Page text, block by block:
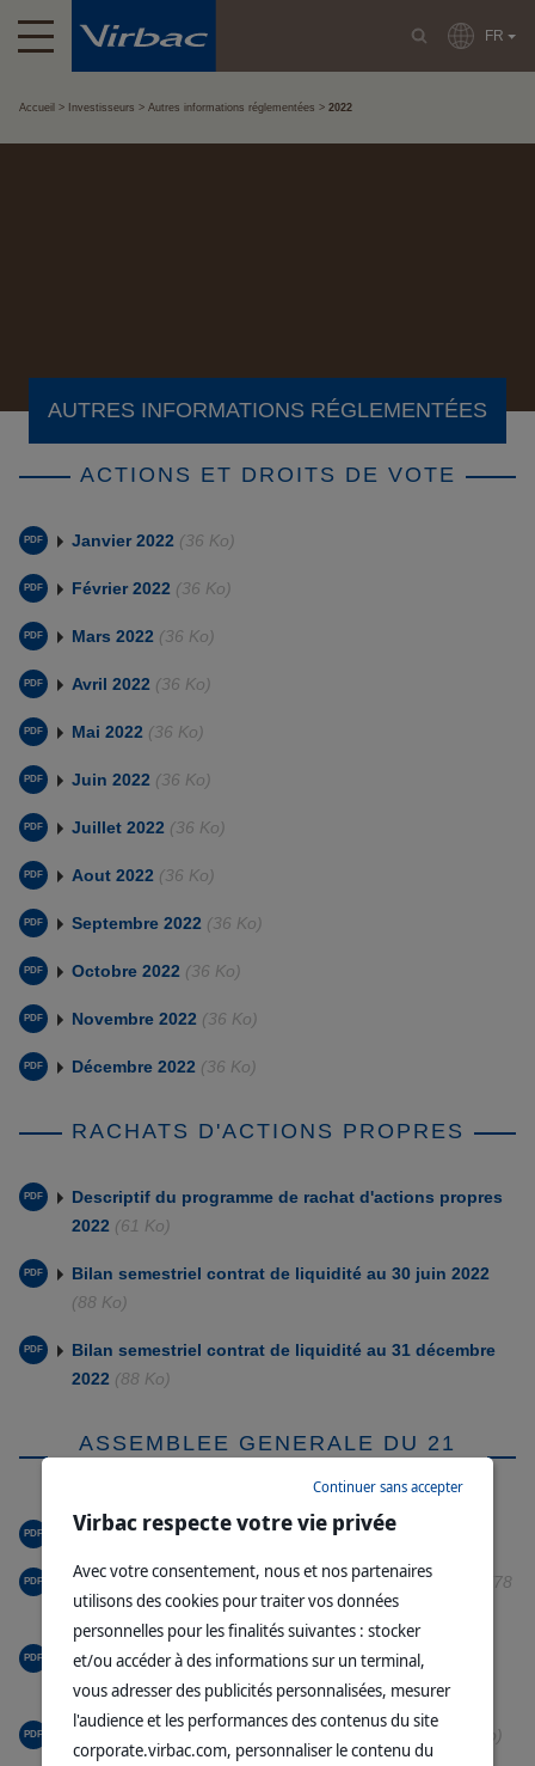
FR
Accueil Investisseurs Autres informations réglementées 2022
AUTRES INFORMATIONS RÉGLEMENTÉES
ACTIONS ET DROITS DE VOTE
Janvier 2022 (36 Ko)
Février 2022 (36 Ko)
Mars 2022 (36 Ko)
Avril 2022 (36 Ko)
Mai 2022 (36 Ko)
Juin 2022 (36 Ko)
Juillet 2022 (36 Ko)
Aout 2022 (36 Ko)
Septembre 2022 (36 Ko)
Octobre 2022 (36 Ko)
Novembre 2022 (36 Ko)
Décembre 2022 (36 Ko)
RACHATS D'ACTIONS PROPRES
Descriptif du programme de rachat d'actions propres
2022 (61 Ko)
Bilan semestriel contrat de liquidité au 30 juin 2022
(88 Ko)
Bilan semestriel contrat de liquidité au 31 décembre
2022 (88 Ko)
ASSEMBLEE GENERALE DU 21
Résultat des votes (121 Ko)
Communiqué de mise à disposition de documents
(78
Ko)
Avis de convocation publié au BALO le 3 juin 2022
(335 Ko)
Avis de réunion publié au Balo le 9 mai 2022 (397 Ko)
Virbac respecte votre vie privée
Avec votre consentement, nous et nos partenaires
utilisons des cookies pour traiter vos données
personnelles pour les finalités suivantes : stocker
et/ou accéder à des informations sur un terminal,
vous adresser des publicités personnalisées, mesurer
l'audience et les performances des contenus du site
corporate.virbac.com, personnaliser le contenu du
Continuer sans accepter